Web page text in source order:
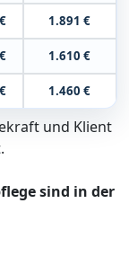
1.891 €
1.610 €
1.460 €
und Klient
sind in der